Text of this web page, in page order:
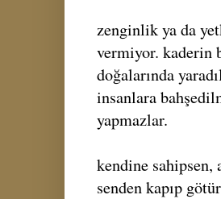
zenginlik ya da
vermiyor. kaderin
doğalarında
insanlara
yapmazlar.
kendine sahipsen,
senden kapıp